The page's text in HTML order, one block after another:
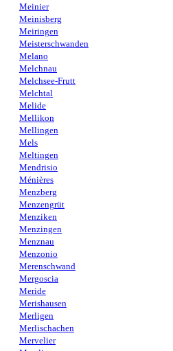
Meinier
Meinisberg
Meiringen
Meisterschwanden
Melano
Melchnau
Melchsee-Frutt
Melchtal
Melide
Mellikon
Mellingen
Mels
Meltingen
Mendrisio
Ménières
Menzberg
Menzengrüt
Menziken
Menzingen
Menznau
Menzonio
Merenschwand
Mergoscia
Meride
Merishausen
Merligen
Merlischachen
Mervelier